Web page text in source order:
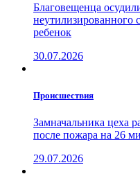
Благовещенца
неутилизированного
ребенок
30.07.2026
Проиcшествия
Замначальника цеха
после пожара на 26
29.07.2026